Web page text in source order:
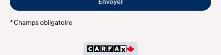
* Champs obligatoire